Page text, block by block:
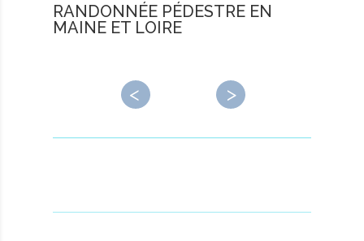
RANDONNÉE PÉDESTRE EN
MAINE ET LOIRE
← →